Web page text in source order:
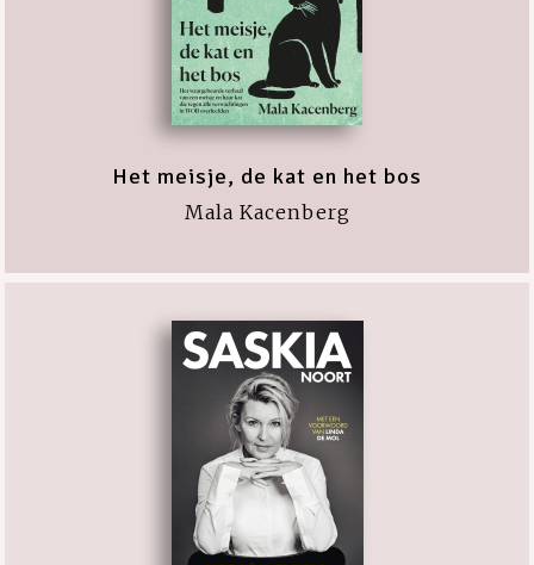
Het meisje, de kat en het bos
Mala Kacenberg